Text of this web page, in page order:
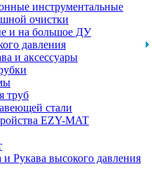
инструментальные
очистки
и на большое ДУ
давления
и аксессуары
труб
стали
EZY-MAT
Рукава высокого давления